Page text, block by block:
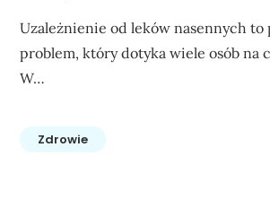
Uzależnienie od leków nasennych to
problem, który dotyka wiele osób na
W…
Zdrowie